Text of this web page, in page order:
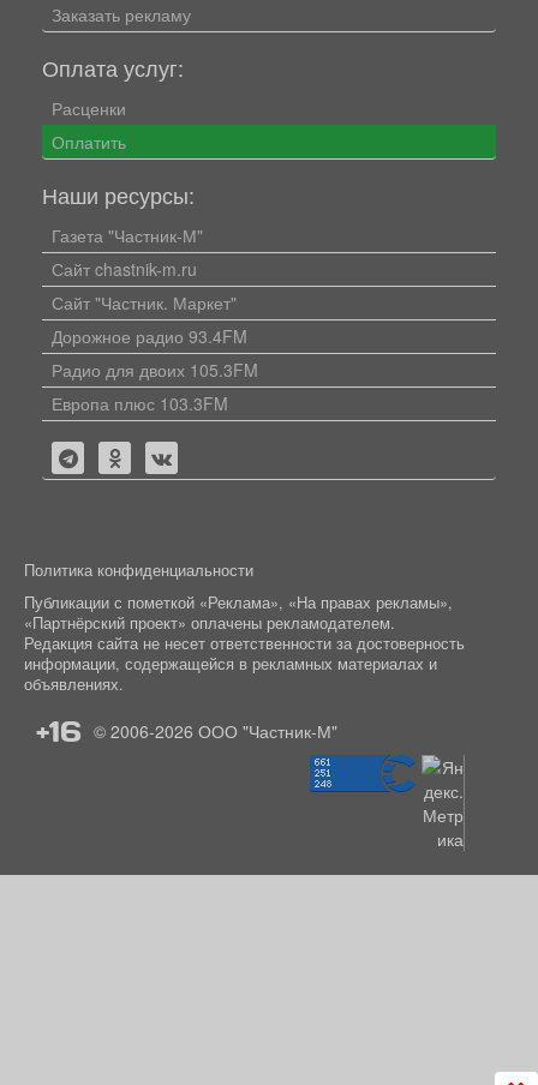
Заказать рекламу
Оплата услуг:
Расценки
Оплатить
Наши ресурсы:
Газета "Частник-М"
Сайт chastnik-m.ru
Сайт "Частник. Маркет"
Дорожное радио 93.4FM
Радио для двоих 105.3FM
Европа плюс 103.3FM
Политика конфиденциальности
Публикации с пометкой «Реклама», «На правах рекламы»,
«Партнёрский проект» оплачены рекламодателем.
Редакция сайта не несет ответственности за достоверность
информации, содержащейся в рекламных материалах и
объявлениях.
+16 © 2006-2026 ООО "Частник-М"